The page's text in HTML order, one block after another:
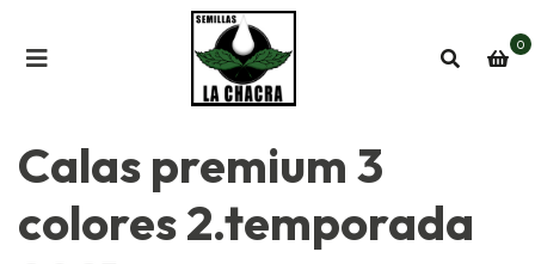
0
Calas premium 3
colores 2.temporada